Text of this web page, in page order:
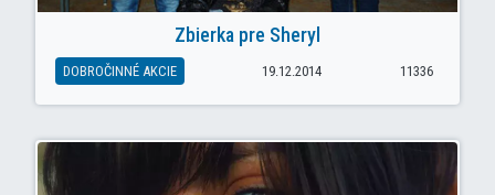
Zbierka pre Sheryl
DOBROČINNÉ AKCIE 19.12.2014 11336